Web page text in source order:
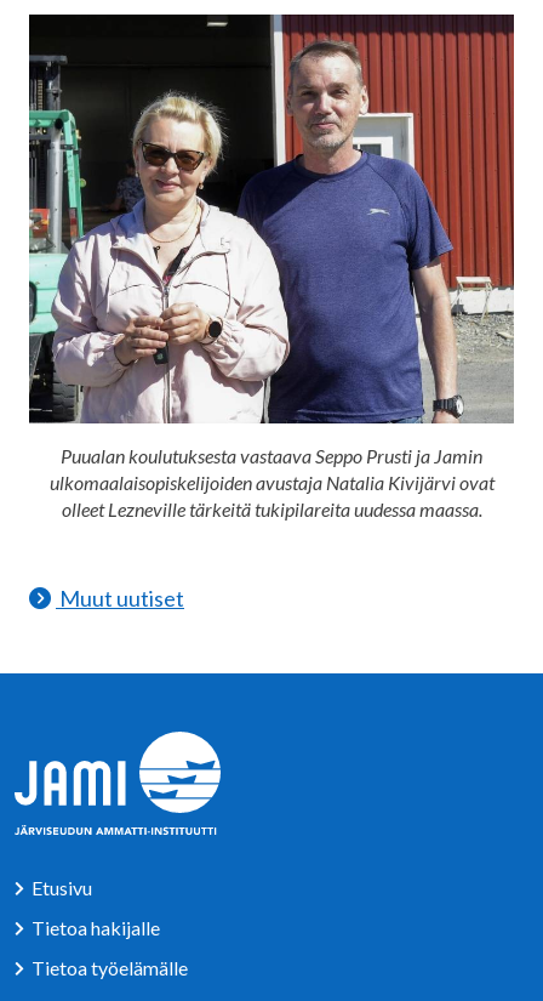
Puualan koulutuksesta vastaava Seppo Prusti ja Jamin
ulkomaalaisopiskelijoiden avustaja Natalia Kivijärvi ovat
olleet Lezneville tärkeitä tukipilareita uudessa maassa.
Muut uutiset
Etusivu
Tietoa hakijalle
Tietoa työelämälle